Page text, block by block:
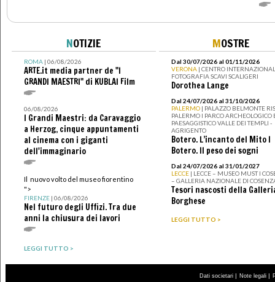
NOTIZIE
ROMA| 06/08/2026
ARTE.it media partner de "I
GRANDI MAESTRI" di KUBLAI Film
06/08/2026
I Grandi Maestri: da Caravaggio
a Herzog, cinque appuntamenti
al cinema con i giganti
dell'immaginario
Il nuovo volto del museo fiorentino
">
FIRENZE| 06/08/2026
Nel futuro degli Uffizi. Tra due
anni la chiusura dei lavori
LEGGI TUTTO >
MOSTRE
Dal 30/07/2026 al 01/11/2026
VERONA | CENTRO
FOTOGRAFIA SCAVI SCALIGERI
Dorothea Lange
Dal 24/07/2026 al 31/10/2026
PALERMO | PALAZZO BELMONTE
PALERMO I PARCO ARCHEOLOGICO
PAESAGGISTICO VALLE DEI TEMPLI -
AGRIGENTO
Botero. L’incanto del Mito I
Botero. Il peso dei sogni
Dal 24/07/2026 al 31/01/2027
LECCE | LECCE – MUSEO MUST I
– GALLERIA NAZIONALE DI
Tesori nascosti della
Borghese
LEGGI TUTTO >
Dati societari | Note legali |